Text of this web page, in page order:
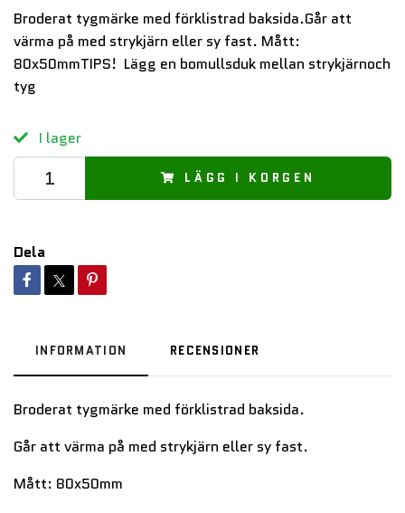
Broderat tygmärke med förklistrad baksida.Går att
värma på med strykjärn eller sy fast. Mått:
80x50mmTIPS! Lägg en bomullsduk mellan strykjärnoch
tyg
I lager
LÄGG I KORGEN
Dela
INFORMATION RECENSIONER
Broderat tygmärke med förklistrad baksida.
Går att värma på med strykjärn eller sy fast.
Mått: 80x50mm